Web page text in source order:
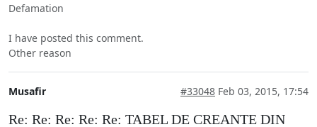
Defamation
I have posted this comment.
Other reason
Musafir #33048 Feb 03, 2015, 17:54
Re: Re: Re: Re: Re: TABEL DE CREANTE DIN